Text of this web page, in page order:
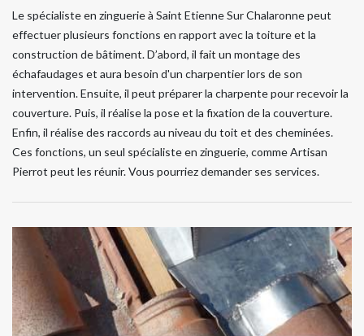
Le spécialiste en zinguerie à Saint Etienne Sur Chalaronne peut
effectuer plusieurs fonctions en rapport avec la toiture et la
construction de bâtiment. D’abord, il fait un montage des
échafaudages et aura besoin d'un charpentier lors de son
intervention. Ensuite, il peut préparer la charpente pour recevoir la
couverture. Puis, il réalise la pose et la fixation de la couverture.
Enfin, il réalise des raccords au niveau du toit et des cheminées.
Ces fonctions, un seul spécialiste en zinguerie, comme Artisan
Pierrot peut les réunir. Vous pourriez demander ses services.